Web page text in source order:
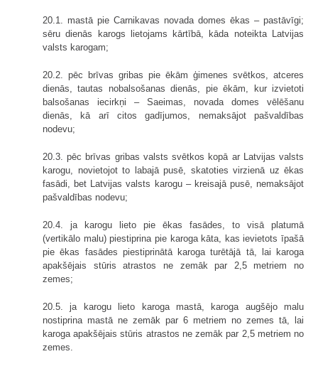
20.1. mastā pie Carnikavas novada domes ēkas – pastāvīgi;
sēru dienās karogs lietojams kārtībā, kāda noteikta Latvijas
valsts karogam;
20.2. pēc brīvas gribas pie ēkām ģimenes svētkos, atceres
dienās, tautas nobalsošanas dienās, pie ēkām, kur izvietoti
balsošanas iecirkņi – Saeimas, novada domes vēlēšanu
dienās, kā arī citos gadījumos, nemaksājot pašvaldības
nodevu;
20.3. pēc brīvas gribas valsts svētkos kopā ar Latvijas valsts
karogu, novietojot to labajā pusē, skatoties virzienā uz ēkas
fasādi, bet Latvijas valsts karogu – kreisajā pusē, nemaksājot
pašvaldības nodevu;
20.4. ja karogu lieto pie ēkas fasādes, to visā platumā
(vertikālo malu) piestiprina pie karoga kāta, kas ievietots īpašā
pie ēkas fasādes piestiprinātā karoga turētājā tā, lai karoga
apakšējais stūris atrastos ne zemāk par 2,5 metriem no
zemes;
20.5. ja karogu lieto karoga mastā, karoga augšējo malu
nostiprina mastā ne zemāk par 6 metriem no zemes tā, lai
karoga apakšējais stūris atrastos ne zemāk par 2,5 metriem no
zemes.